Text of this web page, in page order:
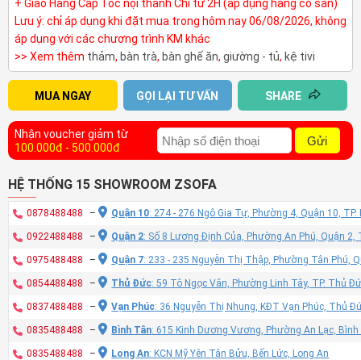
+ Giao Hàng Cấp Tốc nội thành Chỉ từ 2H (áp dụng hàng có sẵn)
Lưu ý: chỉ áp dụng khi đặt mua trong hôm nay 06/08/2026, không
áp dụng với các chương trình KM khác
>> Xem thêm thảm, bàn trà, bàn ghế ăn, giường - tủ, kệ tivi
MUA NGAY GỌI LẠI TƯ VẤN SHARE
Nhận voucher giảm từ
100.000đ - 500.000đ
Gửi
HỆ THỐNG 15 SHOWROOM ZSOFA
0878488488 – Quận 10: 274 - 276 Ngô Gia Tự, Phường 4, Quận 10, TP.
0922488488 – Quận 2: Số 8 Lương Định Của, Phường An Phú, Quận 2,
0975488488 – Quận 7: 233 - 235 Nguyễn Thị Thập, Phường Tân Phú,
0854488488 – Thủ Đức: 59 Tô Ngọc Vân, Phường Linh Tây, TP. Thủ
0837488488 – Vạn Phúc: 36 Nguyễn Thị Nhung, KĐT Vạn Phúc, Thủ
0835488488 – Bình Tân: 615 Kinh Dương Vương, Phường An Lạc, Bình
0835488488 – Long An: KCN Mỹ Yên Tân Bửu, Bến Lức, Long An